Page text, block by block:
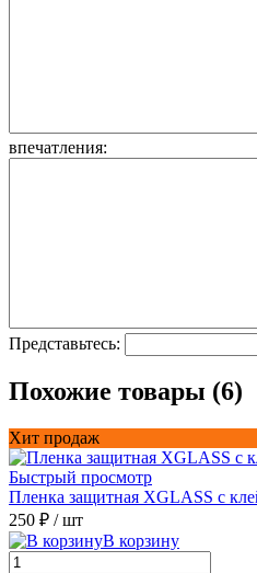
впечатления:
Представьтесь:
Похожие товары (6)
Хит продаж
Быстрый просмотр
Пленка защитная XGLASS с
250 ₽ / шт
В корзину